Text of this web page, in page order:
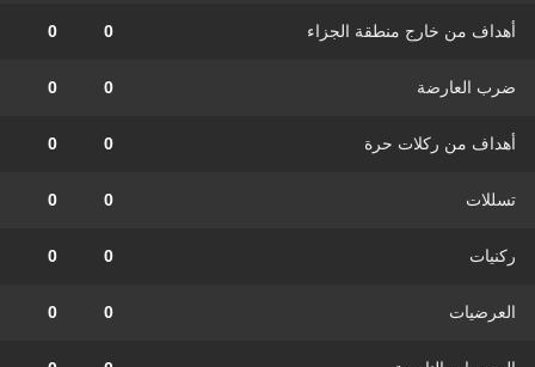
أهداف من خارج منطقة الجزاء 0
0
ضرب العارضة 0
0
أهداف من ركلات حرة 0
0
تسللات 0
0
ركنيات 0
0
العرضيات 0
0